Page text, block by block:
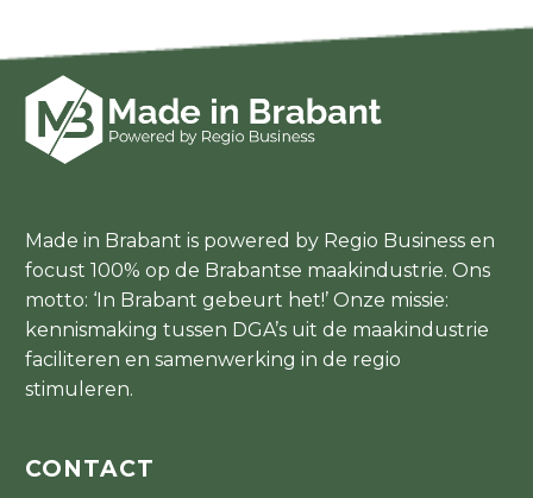
Made in Brabant is powered by Regio Business en
focust 100% op de Brabantse maakindustrie. Ons
motto: ‘In Brabant gebeurt het!’ Onze missie:
kennismaking tussen DGA’s uit de maakindustrie
faciliteren en samenwerking in de regio
stimuleren.
CONTACT